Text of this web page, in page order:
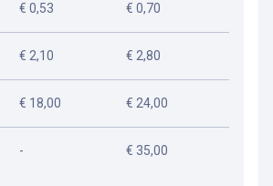
€ 0,53 € 0,70
€ 2,10 € 2,80
€ 18,00 € 24,00
- € 35,00